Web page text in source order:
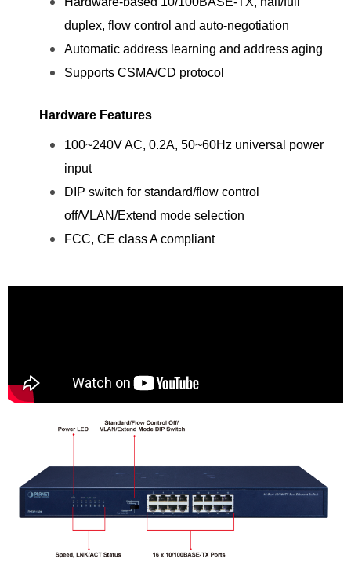
duplex, flow control and auto-negotiation
Automatic address learning and address aging
Supports CSMA/CD protocol
Hardware Features
100~240V AC, 0.2A, 50~60Hz universal power
input
DIP switch for standard/flow control
off/VLAN/Extend mode selection
FCC, CE class A compliant